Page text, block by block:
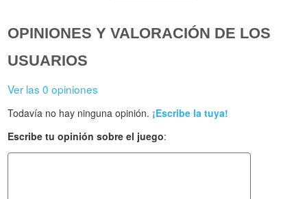
OPINIONES Y VALORACIÓN DE LOS
USUARIOS
Ver las 0 opiniones
Todavía no hay ninguna opinión. ¡Escribe la tuya!
Escribe tu opinión sobre el juego: